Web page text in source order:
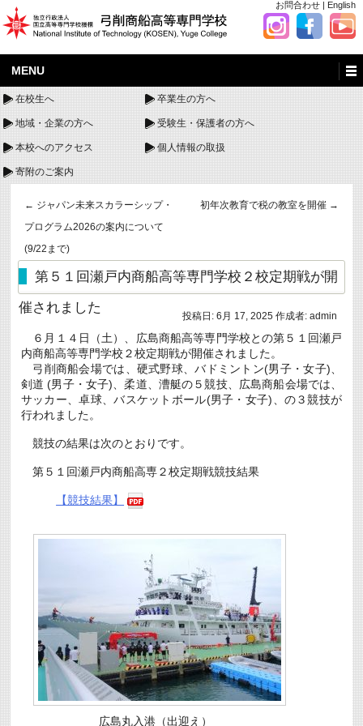
お問合わせ | English
MENU
在校生へ 卒業生の方へ
地域・企業の方へ 受験生・保護者の方へ
本校へのアクセス 個人情報の取扱
寄附のご案内
← ジャパン未来スカラーシップ・
プログラム2026の案内について
(9/22まで)
初年次教育で税の教室を開催 →
第５１回瀬戸内商船高等専門学校２校定期戦が開
催されました
投稿日: 6月 17, 2025 作成者: admin
６月１４日（土）、広島商船高等専門学校との第５１回瀬戸
内商船高等専門学校２校定期戦が開催されました。
弓削商船会場では、硬式野球、バドミントン(男子・女子)、
剣道 (男子・女子)、柔道、漕艇の５競技、広島商船会場では、
サッカー、卓球、バスケットボール(男子・女子)、の３競技が
行われました。
競技の結果は次のとおりです。
第５１回瀬戸内商船高専２校定期戦競技結果
【競技結果】
広島丸入港（出迎え）